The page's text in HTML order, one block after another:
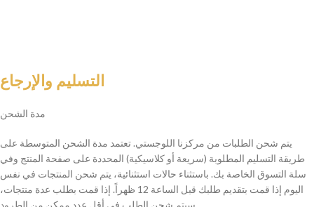
التسليم والإرجاع
مدة الشحن
يتم شحن الطلبات من مركزنا اللوجستي. تعتمد مدة الشحن المتوسطة على
طريقة التسليم المطلوبة (سريعة أو كلاسيكية) المحددة على صفحة المنتج وفي
سلة التسوق الخاصة بك. باستثناء حالات استثنائية، يتم شحن المنتجات في نفس
اليوم إذا قمت بتقديم طلبك قبل الساعة 12 ظهراً. إذا قمت بطلب عدة منتجات،